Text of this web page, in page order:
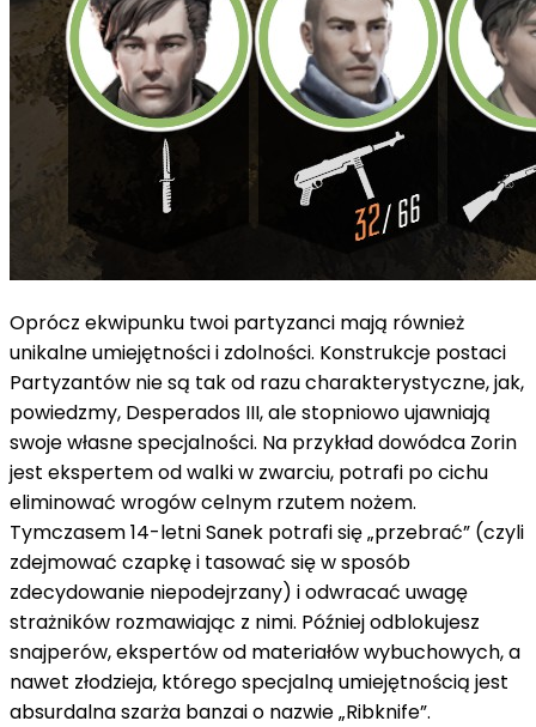
Oprócz ekwipunku twoi partyzanci mają również
unikalne umiejętności i zdolności. Konstrukcje postaci
Partyzantów nie są tak od razu charakterystyczne, jak,
powiedzmy, Desperados III, ale stopniowo ujawniają
swoje własne specjalności. Na przykład dowódca Zorin
jest ekspertem od walki w zwarciu, potrafi po cichu
eliminować wrogów celnym rzutem nożem.
Tymczasem 14-letni Sanek potrafi się „przebrać” (czyli
zdejmować czapkę i tasować się w sposób
zdecydowanie niepodejrzany) i odwracać uwagę
strażników rozmawiając z nimi. Później odblokujesz
snajperów, ekspertów od materiałów wybuchowych, a
nawet złodzieja, którego specjalną umiejętnością jest
absurdalna szarża banzai o nazwie „Ribknife”.